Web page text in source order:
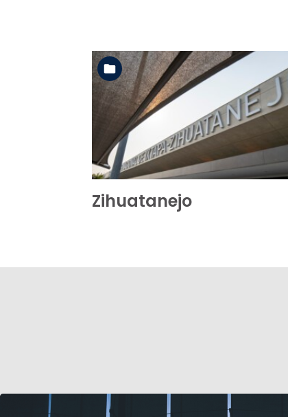
Ver la carpeta
Zihuatanejo